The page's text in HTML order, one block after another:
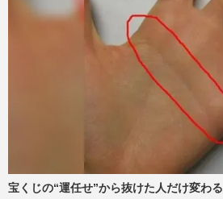
宝くじの“運任せ”から抜けた人だけ変わる